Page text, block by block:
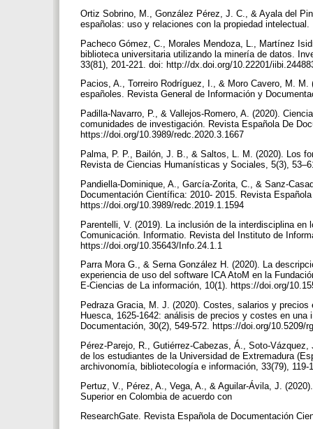
Ortiz Sobrino, M., González Pérez, J. C., & Ayala del
españolas: uso y relaciones con la propiedad
Pacheco Gómez, C., Morales Mendoza, L., Martínez
biblioteca universitaria utilizando la minería de datos.
33(81), 201-221. doi: http://dx.doi.org/10.22201/
Pacios, A., Torreiro Rodríguez, I., & Moro Cavero, M.
españoles. Revista General de Información y
Padilla-Navarro, P., & Vallejos-Romero, A. (2020).
comunidades de investigación. Revista Española De
https://doi.org/10.3989/redc.2020.3.1667
Palma, P. P., Bailón, J. B., & Saltos, L. M. (2020). Los
Revista de Ciencias Humanísticas y Sociales, 5(3),
Pandiella-Dominique, A., García-Zorita, C., & Sanz-
Documentación Científica: 2010- 2015. Revista
https://doi.org/10.3989/redc.2019.1.1594
Parentelli, V. (2019). La inclusión de la interdisciplina
Comunicación. Informatio. Revista del Instituto de
https://doi.org/10.35643/Info.24.1.1
Parra Mora G., & Serna González H. (2020). La
experiencia de uso del software ICA AtoM en la
E-Ciencias de La información, 10(1). https://doi.org/
Pedraza Gracia, M. J. (2020). Costes, salarios y precios
Huesca, 1625-1642: análisis de precios y costes en
Documentación, 30(2), 549-572. https://doi.org/10.5209/
Pérez-Parejo, R., Gutiérrez-Cabezas, Á., Soto-
de los estudiantes de la Universidad de Extremadura
archivonomía, bibliotecología e información, 33(79),
Pertuz, V., Pérez, A., Vega, A., & Aguilar-Ávila, J.
Superior en Colombia de acuerdo con
ResearchGate. Revista Española de Documentación